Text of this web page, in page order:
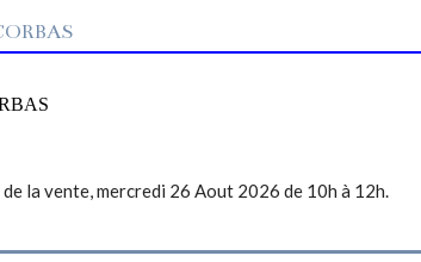
la vente, mercredi 26 Aout 2026 de 10h à 12h.